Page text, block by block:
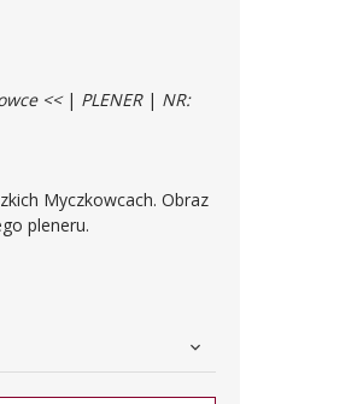
<<| PLENER| NR:
Myczkowcach. Obraz
pleneru.